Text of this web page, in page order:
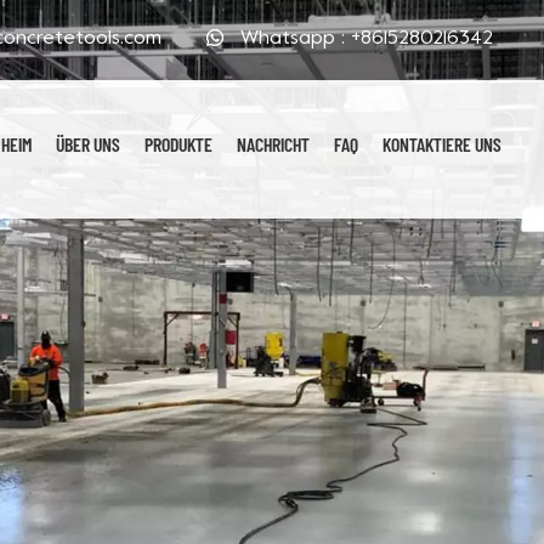
Whatsapp :+8615280216342
HEIM ÜBER UNS PRODUKTE NACHRICHT FAQ KONTAKTIERE UNS